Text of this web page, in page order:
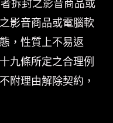
拆封之影音商品或
影音商品或電腦軟
，性質上不易返
九條所定之合理例
附理由解除契約，